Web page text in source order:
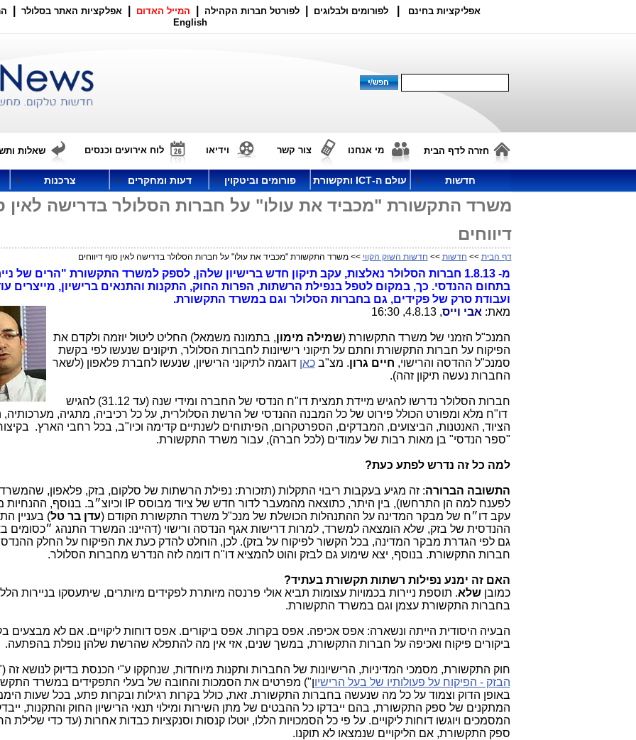
אפליקציות בחינם לפורומים ולבלוגים לפורטל חברות הקהילה המייל האדום אפלקציות האתר בסלולר
English
חזרה לדף הבית מי אנחנו צור קשר וידיאו לוח אירועים וכנסים שאלות
חדשות עולם ה-ICT ותקשורת פורומים וביטקוין דעות ומחקרים צרכנות
משרד התקשורת "מכביד את עולו" על חברות הסלולר בדרישה לאין
דיווחים
דף הבית >> חדשות >> חדשות השוק הקווי >> משרד התקשורת "מכביד את עולו" על חברות הסלולר בדרישה לאין סוף דיווחים
מ- 1.8.13 חברות הסלולר נאלצות, עקב תיקון חדש ברישיון שלהן, לספק למשרד התקשורת "הרים של
בתחום ההנדסי. כך, במקום לטפל בנפילת הרשתות, הפרות החוק, התקנות והתנאים ברישיון, מייצרים
ועבודת סרק של פקידים, גם בחברות הסלולר וגם במשרד התקשורת.
מאת: אבי וייס, 4.8.13, 16:30
המנכ"ל הזמני של משרד התקשורת (שמילה מימון, בתמונה משמאל) החליט ליטול יוזמה ולקדם את
הפיקוח על חברות התקשורת וחתם על תיקוני רישיונות לחברות הסלולר, תיקונים שנעשו לפי בקשת
סמנכ"ל ההדסה והרישוי, חיים גרון. מצ"בכאן דוגמה לתיקוני הרישיון, שנעשו לחברת פלאפון (לשאר
החברות נעשה תיקון זהה).
חברות הסלולר נדרשו להגיש מיידת תמצית דו"ח הנדסי של החברה ומידי שנה (עד 31.12) להגיש
דו"ח מלא ומפורט הכולל פירוט של כל המבנה ההנדסי של הרשת הסלולרית, על כל רכיביה, מתגיה, מערכותיה,
הציוד, האנטנות, הביצועים, המבדקים, הספרטקרום, הפיתוחים לשנתיים קדימה וכיו"ב, בכל רחבי הארץ.
"ספר הנדסי" בן מאות רבות של עמודים (לכל חברה), עבור משרד התקשורת.
למה כל זה נדרש לפתע כעת?
התשובה הברורה: זה מגיע בעקבות ריבוי התקלות (תזכורת: נפילת הרשתות של סלקום, בזק, פלאפון,
לפענח למה הן התרחשו), בין היתר, כתוצאה מהמעבר לדור חדש של ציוד מבוסס IP
וכיוצ״ב. בנוסף, ההנחיות
עקב דו״ח של מבקר המדינה על ההתנהלות הכושלת של מנכ"ל משרד התקשורת הקודם (עדן בר טל) בעניין
ההנדסית של בזק, שלא הומצאה למשרד, למרות דרישות אגף הנדסה ורישוי (דהיינו: המשרד התנהג ״כסומים
גם לפי הגדרת מבקר המדינה, בכל הקשור לפיקוח על בזק). לכן, הוחלט להדק כעת את הפיקוח על החלק
חברות התקשורת. בנוסף, יצא שימוע גם לבזק והוט להמציא דו"ח דומה לזה הנדרש מחברות הסלולר.
האם זה ימנע נפילות רשתות תקשורת בעתיד?
כמובןשלא. תוספת ניירות בכמויות עצומות תביא אולי פרנסה מיותרת לפקידים מיותרים, שיתעסקו בניירות
בחברות התקשורת עצמן וגם במשרד התקשורת.
הבעיה היסודית הייתה ונשארה: אפס אכיפה. אפס בקרות. אפס ביקורים. אפס דוחות ליקויים. אם לא מבצעים
ביקורים פיקוח ואכיפה על חברות התקשורת, במשך שנים, אזי אין מה להתפלא שהרשת שלהן נופלת בהפתעה.
חוק התקשורת, מסמכי המדיניות, הרישיונות של החברות ותקנות מיוחדות, שנחקקו ע"י הכנסת בדיוק לנושא זה
הבזק - הפיקוח על פעולותיו של בעל הרישיון") מפרטים את הסמכות והחובה של בעלי התפקידים במשרד
באופן הדוק וצמוד על כל מה שנעשה בחברות התקשורת. זאת, כולל בקרות רגילות ובקרות פתע, בכל שעות
המתקנים של ספק התקשורת, בהם ייבדקו כל ההבטים של מתן השירות ומילוי תנאי הרישיון החוק והתקנות,
המסמכים ויוגשו דוחות ליקויים. על פי כל הסמכויות הללו, יוטלו קנסות וסנקציות כבדות אחרות (עד כדי שלילת
ספק התקשורת, אם הליקויים שנמצאו לא תוקנו.